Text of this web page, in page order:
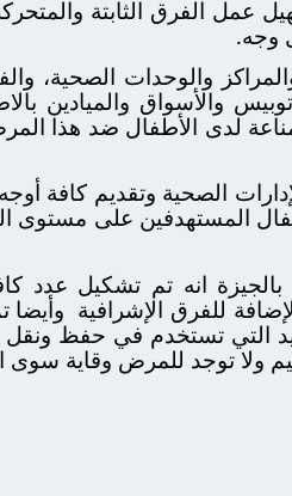
عمل الفرق الثابتة
وجه.
والوحدات الصحية،
والأسواق والميادين
لدى الأطفال ضد هذا
الصحية وتقديم كافة
المستهدفين على مستوى
انه تم تشكيل عدد
للفرق الإشرافية
التي تستخدم في حفظ ونقل
ولا توجد للمرض وقاية سوى